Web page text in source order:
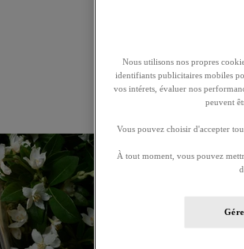
Nous utilisons nos propres
identifiants publicitaires mobiles
vos intérets, évaluer nos
peuvent
Vous pouvez choisir d'accepter
À tout moment, vous pouvez